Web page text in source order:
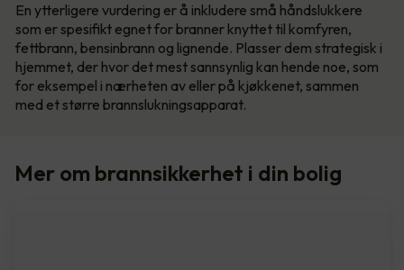
En ytterligere vurdering er å inkludere små håndslukkere
som er spesifikt egnet for branner knyttet til komfyren,
fettbrann, bensinbrann og lignende. Plasser dem strategisk i
hjemmet, der hvor det mest sannsynlig kan hende noe, som
for eksempel i nærheten av eller på kjøkkenet, sammen
med et større brannslukningsapparat.
Mer om brannsikkerhet i din bolig